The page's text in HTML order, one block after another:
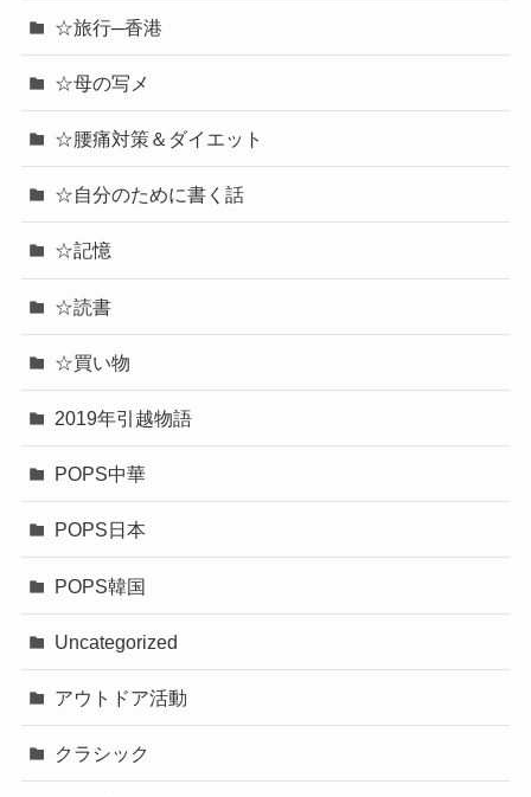
☆旅行─香港
☆母の写メ
☆腰痛対策＆ダイエット
☆自分のために書く話
☆記憶
☆読書
☆買い物
2019年引越物語
POPS中華
POPS日本
POPS韓国
Uncategorized
アウトドア活動
クラシック